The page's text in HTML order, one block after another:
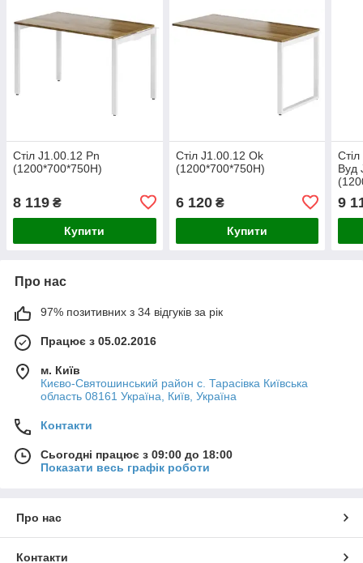
Стіл J1.00.12 Pn
(1200*700*750Н)
8 119 ₴
Купити
Стіл J1.00.12 Ok
(1200*700*750Н)
6 120₴
Купити
Вуд
9
Про нас
97% позитивних з 34 відгуків за рік
Працює з 05.02.2016
м. Київ
Києво-Святошинський район с. Тарасівка Київська
область 08161 Україна, Київ, Україна
Контакти
Сьогодні працює з 09:00 до 18:00
Показати весь графік роботи
Про нас
Контакти